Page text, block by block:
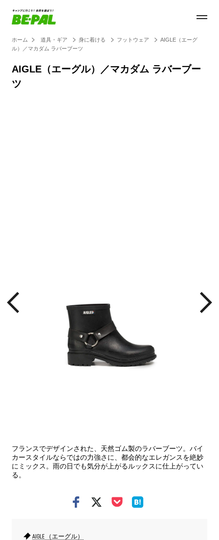
ホーム 道具・ギア 身に着ける フットウェア
AIGLE（エーグ
ル）／マカダム ラバーブーツ
AIGLE（エーグル）／マカダム ラバーブー
ツ
フランスでデザインされた、天然ゴム製のラバーブーツ。バイ
カースタイルならではの力強さに、都会的なエレガンスを絶妙
にミックス。雨の日でも気分が上がるルックスに仕上がってい
る。
AIGLE （エーグル）